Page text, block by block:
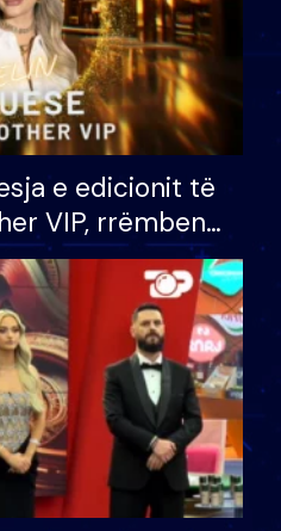
e edicionit të
VIP, rrëmben
100 mijë eurosh